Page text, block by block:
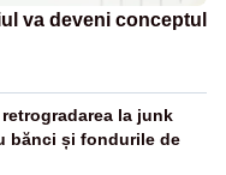
va deveni conceptul
la junk
bănci și fondurile de